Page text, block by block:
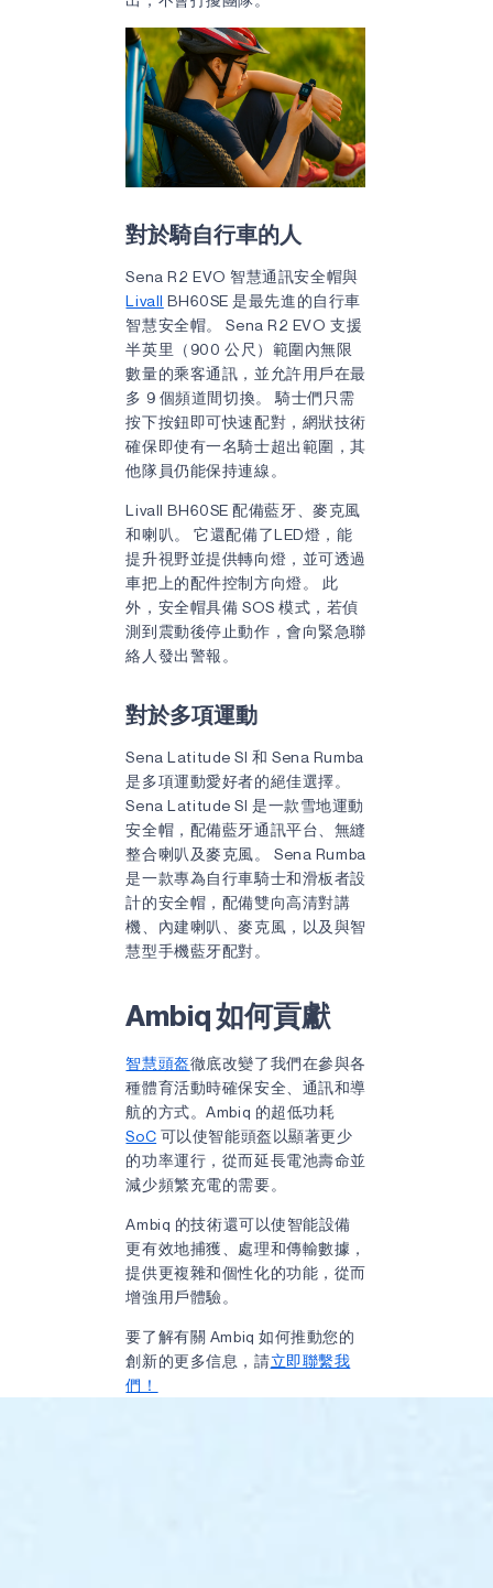
對於騎自行車的人
Sena R2 EVO 智慧通訊安全帽與
Livall BH60SE 是最先進的自行車
智慧安全帽。 Sena R2 EVO 支援
半英里（900 公尺）範圍內無限
數量的乘客通訊，並允許用戶在最
多 9 個頻道間切換。 騎士們只需
按下按鈕即可快速配對，網狀技術
確保即使有一名騎士超出範圍，其
他隊員仍能保持連線。
Livall BH60SE 配備藍牙、麥克風
和喇叭。 它還配備了LED燈，能
提升視野並提供轉向燈，並可透過
車把上的配件控制方向燈。 此
外，安全帽具備 SOS 模式，若偵
測到震動後停止動作，會向緊急聯
絡人發出警報。
對於多項運動
Sena Latitude SI 和 Sena Rumba
是多項運動愛好者的絕佳選擇。
Sena Latitude SI 是一款雪地運動
安全帽，配備藍牙通訊平台、無縫
整合喇叭及麥克風。 Sena Rumba
是一款專為自行車騎士和滑板者設
計的安全帽，配備雙向高清對講
機、內建喇叭、麥克風，以及與智
慧型手機藍牙配對。
Ambiq 如何貢獻
智慧頭盔徹底改變了我們在參與各
種體育活動時確保安全、通訊和導
航的方式。Ambiq 的超低功耗
SoC 可以使智能頭盔以顯著更少
的功率運行，從而延長電池壽命並
減少頻繁充電的需要。
Ambiq 的技術還可以使智能設備
更有效地捕獲、處理和傳輸數據，
提供更複雜和個性化的功能，從而
增強用戶體驗。
要了解有關 Ambiq 如何推動您的
創新的更多信息，請立即聯繫我
們！